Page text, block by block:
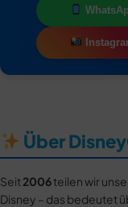
Über
Seit 2006teilen wir
Disney – das bedeutet